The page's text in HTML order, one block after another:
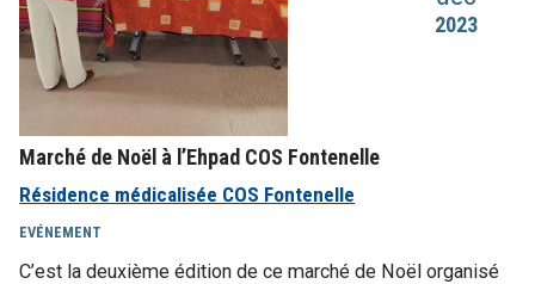
2023
Marché de Noël à l’Ehpad COS Fontenelle
Résidence médicalisée COS Fontenelle
EVÉNEMENT
C’est la deuxième édition de ce marché de Noël organisé